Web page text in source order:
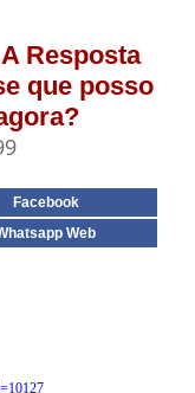
Resposta
que posso
Facebook
Web